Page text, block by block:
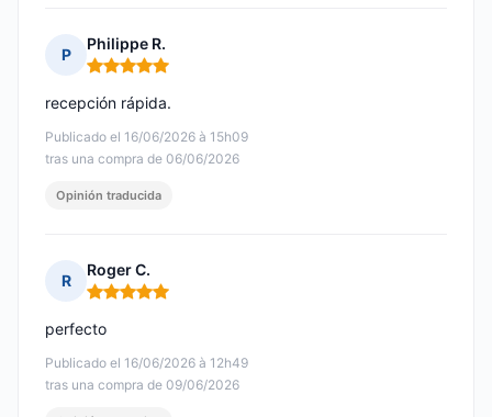
P
Philippe R.
Nota: 5 de 5
Publicado el 16/06/2026 à 15h09
tras una compra de 06/06/2026
recepción rápida.
Opinión traducida
R
Roger C.
Nota: 5 de 5
Publicado el 16/06/2026 à 12h49
tras una compra de 09/06/2026
perfecto